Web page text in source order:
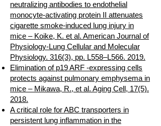
neutralizing antibodies to endothelial
monocyte-activating protein II attenuates
cigarette smoke-induced lung injury in
mice – Koike, K. et al. American Journal of
Physiology-Lung Cellular and Molecular
Physiology. 316(3), pp. L558–L566. 2019.
Elimination of p19 ARF -expressing cells
protects against pulmonary emphysema in
mice – Mikawa, R., et al. Aging Cell, 17(5).
2018.
A critical role for ABC transporters in
persistent lung inflammation in the